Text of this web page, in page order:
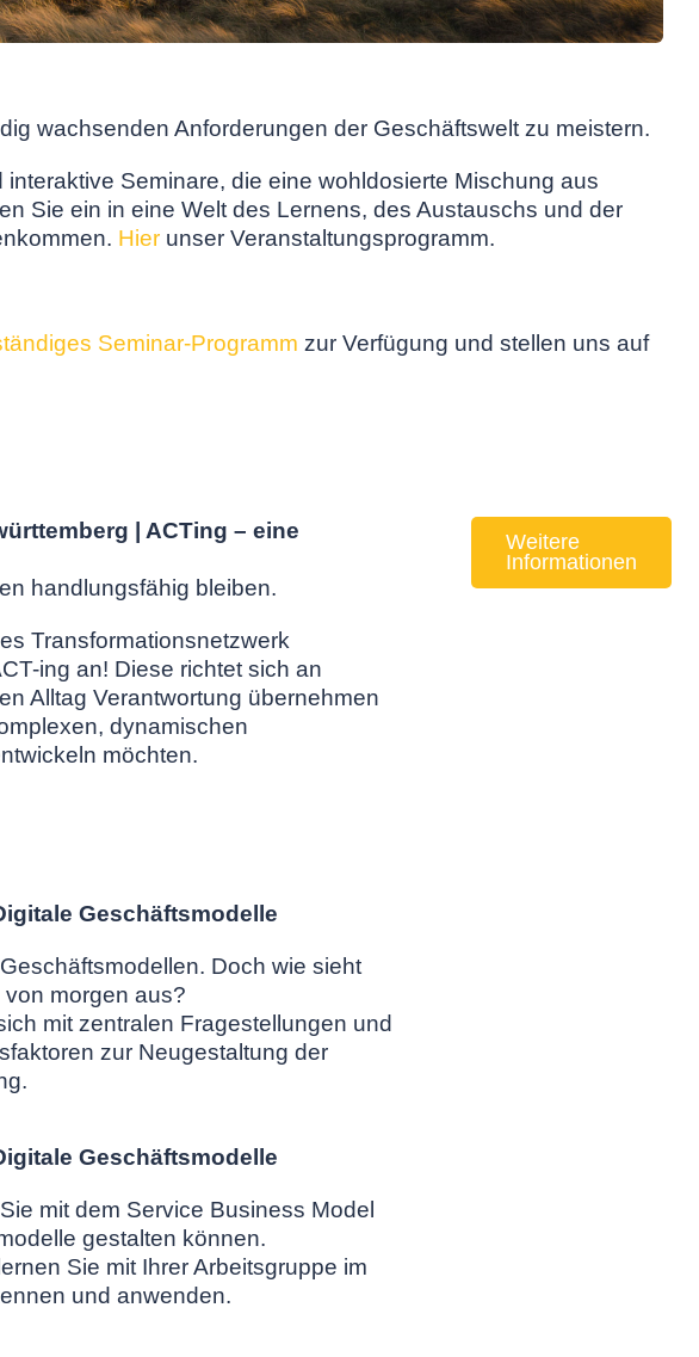
wachsenden Anforderungen der Geschäftswelt zu meistern.
Seminare, die eine wohldosierte Mischung aus
Sie ein in eine Welt des Lernens, des Austauschs und der
Hierunser Veranstaltungsprogramm.
Seminar-Programm zur Verfügung und stellen uns auf
| ACTing – eine
handlungsfähig bleiben.
Transformationsnetzwerk
ing an! Diese richtet sich an
Alltag Verantwortung übernehmen
dynamischen
möchten.
Weitere
Informationen
Geschäftsmodelle
Doch wie sieht
morgen aus?
mit zentralen Fragestellungen und
zur Neugestaltung der
Geschäftsmodelle
mit dem Service Business Model
gestalten können.
Sie mit Ihrer Arbeitsgruppe im
und anwenden.